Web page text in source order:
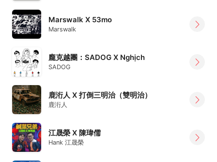
Marswalk X 53mo
Marswalk
龐克越團：SADOG X Nghịch
SADOG
鹿洐人 X 打倒三明治（雙明治）
鹿洐人
江晟榮 X 陳瑋儒
Hank 江晟榮